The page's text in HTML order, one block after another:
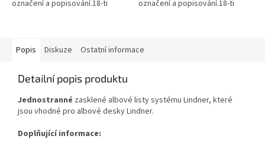
označení a popisování.18-ti
označení a popisování.18-ti
Popis
Diskuze Ostatní informace
Detailní popis produktu
Jednostranné zasklené albové listy systému Lindner, které
jsou vhodné pro albové desky Lindner.
Doplňující informace: